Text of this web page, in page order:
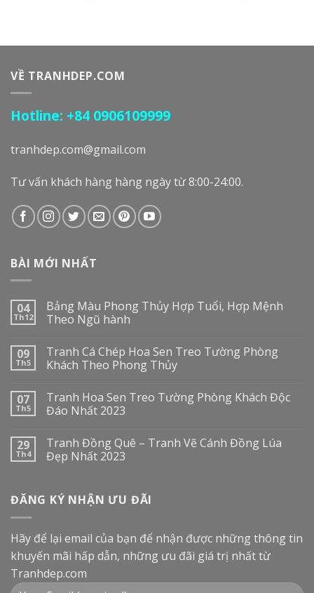
VỀ TRANHDEP.COM
Hotline: +84 0906109999
tranhdep.com@gmail.com
Tư vấn khách hàng hàng ngày từ 8:00-24:00.
BÀI MỚI NHẤT
04
Th12
Bảng Màu Phong Thủy Hợp Tuổi, Hợp Mệnh
Theo Ngũ hành
09
Th5
Tranh Cá Chép Hoa Sen Treo Tường Phòng
Khách Theo Phong Thủy
07
Th5
Tranh Hoa Sen Treo Tường Phòng Khách Độc
Đáo Nhất 2023
29
Th4
Tranh Đồng Quê – Tranh Vẽ Cánh Đồng Lúa
Đẹp Nhất 2023
ĐĂNG KÝ NHẬN ƯU ĐÃI
Hãy để lại email của bạn để nhận được những thông tin
khuyến mãi hấp dẫn, những ưu đãi giá trị nhất từ
Tranhdep.com